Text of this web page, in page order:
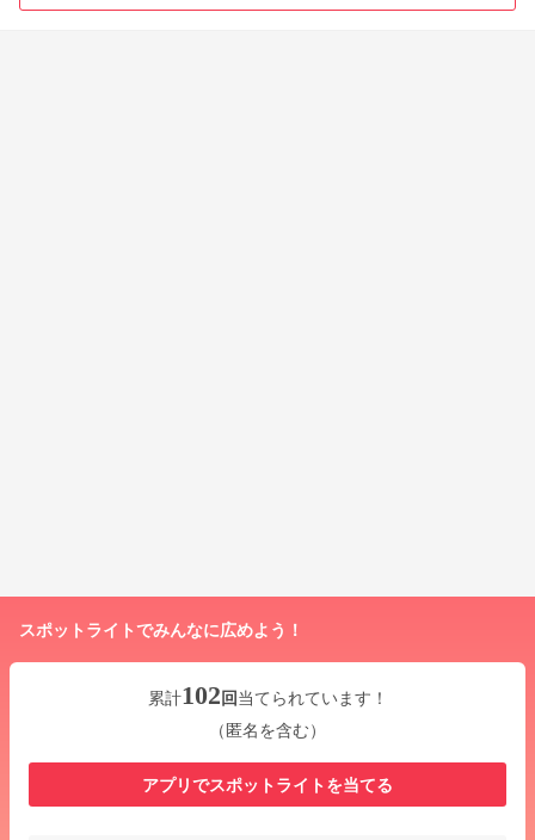
スポットライトでみんなに広めよう！
累計102回当てられています！
（匿名を含む）
アプリでスポットライトを当てる